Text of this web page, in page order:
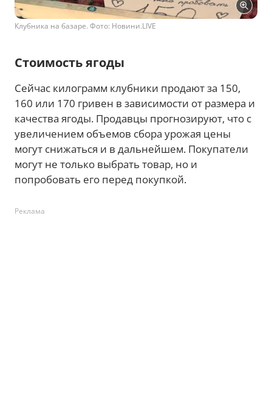
Клубника на базаре. Фото: Новини.LIVЕ
Стоимость ягоды
Сейчас килограмм клубники продают за 150,
160 или 170 гривен в зависимости от размера и
качества ягоды. Продавцы прогнозируют, что с
увеличением объемов сбора урожая цены
могут снижаться и в дальнейшем. Покупатели
могут не только выбрать товар, но и
попробовать его перед покупкой.
Реклама